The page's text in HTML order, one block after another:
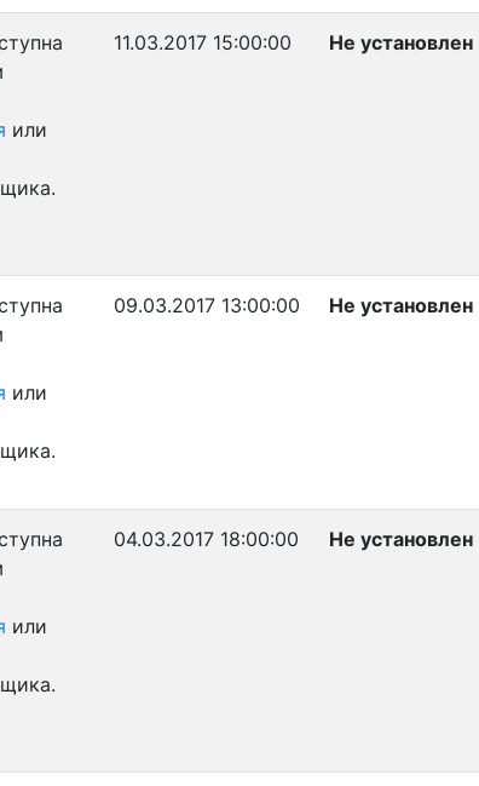
или
11.03.2017 15:00:00 Не установлен
или
09.03.2017 13:00:00 Не установлен
или
04.03.2017 18:00:00 Не установлен